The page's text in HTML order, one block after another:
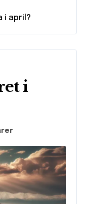
i april?
i